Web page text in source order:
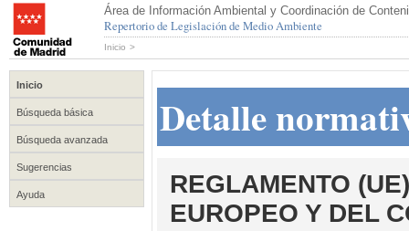
Área de Información Ambiental y Coordinación de
Repertorio de Legislación de Medio Ambiente
Inicio >
Inicio
Búsqueda básica
Búsqueda avanzada
Sugerencias
Ayuda
Detalle
REGLAMENTO
EUROPEO Y DEL